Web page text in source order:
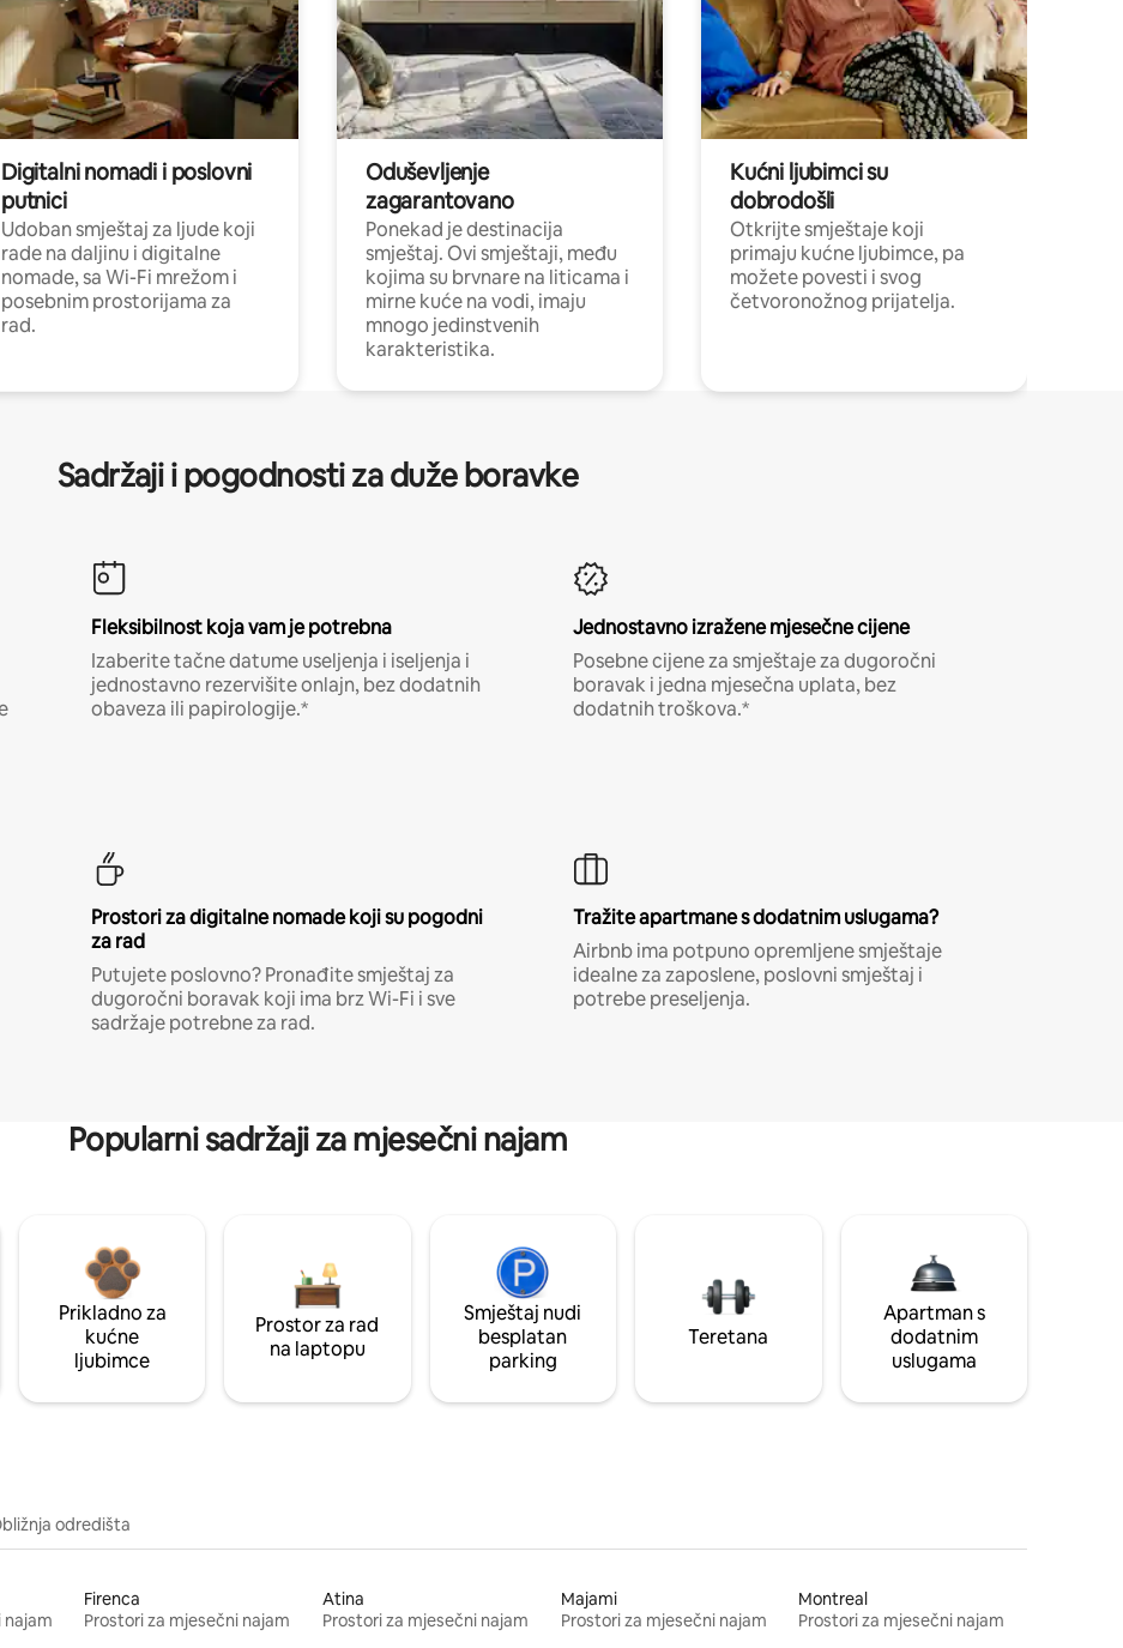
Digitalni nomadi i poslovni
putnici
Udoban smještaj za ljude koji
rade na daljinu i digitalne
nomade, sa Wi-Fi mrežom i
posebnim prostorijama za
rad.
Oduševljenje
zagarantovano
Ponekad je destinacija
smještaj. Ovi smještaji, među
kojima su brvnare na liticama i
mirne kuće na vodi, imaju
mnogo jedinstvenih
karakteristika.
Kućni ljubimci su
dobrodošli
Otkrijte smještaje koji
primaju kućne ljubimce, pa
možete povesti i svog
četvoronožnog prijatelja.
Sadržaji i pogodnosti za duže boravke
Fleksibilnost koja vam je potrebna
Izaberite tačne datume useljenja i iseljenja i
jednostavno rezervišite onlajn, bez dodatnih
obaveza ili papirologije.*
Jednostavno izražene mjesečne cijene
Posebne cijene za smještaje za dugoročni
boravak i jedna mjesečna uplata, bez
dodatnih troškova.*
Prostori za digitalne nomade koji su pogodni
za rad
Putujete poslovno? Pronađite smještaj za
dugoročni boravak koji ima brz Wi-Fi i sve
sadržaje potrebne za rad.
Tražite apartmane s dodatnim uslugama?
Airbnb ima potpuno opremljene smještaje
idealne za zaposlene, poslovni smještaj i
potrebe preseljenja.
Popularni sadržaji za mjesečni najam
Prikladno za
kućne
ljubimce
Prostor za rad
na laptopu
Smještaj nudi
besplatan
parking
Teretana
Apartman s
dodatnim
uslugama
odredišta
najam
Firenca
Prostori za mjesečni najam
Atina
Prostori za mjesečni najam
Majami
Prostori za mjesečni najam
Montreal
Prostori za mjesečni najam